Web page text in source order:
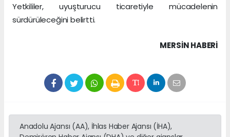
Yetkililer, uyuşturucu ticaretiyle mücadelenin
sürdürüleceğini belirtti.
MERSIN HABERİ
Anadolu Ajansı (AA), İhlas Haber Ajansı (İHA),